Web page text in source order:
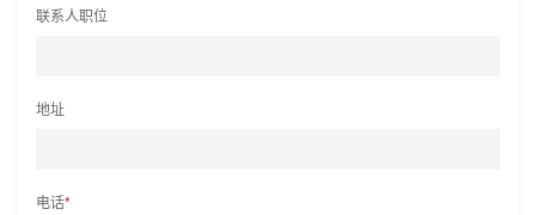
联系人职位
地址
电话*